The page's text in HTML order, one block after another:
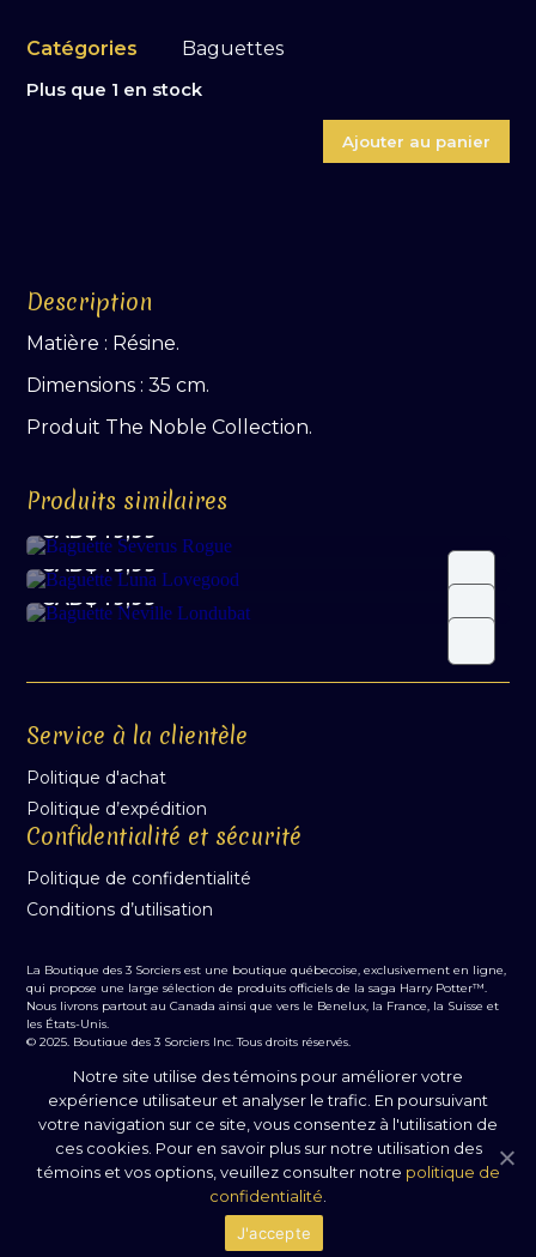
Catégories Baguettes
Plus que 1 en stock
Ajouter au panier
Description
Matière : Résine.
Dimensions : 35 cm.
Produit The Noble Collection.
Produits similaires
Baguette Severus Rogue
CAD$ 49,99
Baguette Luna Lovegood
CAD$ 49,99
Baguette Neville Londubat
CAD$ 49,99
Service à la clientèle
Politique d'achat
Politique d’expédition
Confidentialité et sécurité
Politique de confidentialité
Conditions d’utilisation
La Boutique des 3 Sorciers est une boutique québecoise, exclusivement en ligne,
qui propose une large sélection de produits officiels de la saga Harry Potter™.
Nous livrons partout au Canada ainsi que vers le Benelux, la France, la Suisse et
les États-Unis.
© 2025, Boutique des 3 Sorciers Inc. Tous droits réservés.
Les personnages, noms et indices associés à l'univers du WIZARDING WORLD
sont la propriété intellectuelle de Warner Bros. Entertainment Inc. WB SHIELD
est une marque déposée de Warner Bros. WB SHIELD: © & ™ WBEI. Publishing
Rights © JKR. Entertainment Inc. Tous droits réservés pour la publication par J.K.
Rowling.
Boutique des 3 Sorciers Inc. n'est pas affilié à Warner Bros. Entertainment Inc.,
J.K. Rowling ou ses éditeurs.
Commerce électronique propulsé par WooCommerce.
Notre site utilise des témoins pour améliorer votre
expérience utilisateur et analyser le trafic. En poursuivant
votre navigation sur ce site, vous consentez à l'utilisation de
ces cookies. Pour en savoir plus sur notre utilisation des
témoins et vos options, veuillez consulter notre politique de
confidentialité
J'accepte